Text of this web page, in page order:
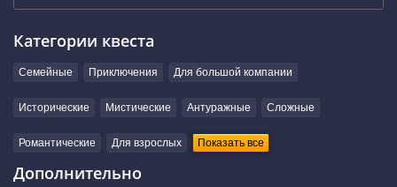
Категории квеста
Семейные Приключения Для большой компании
Исторические Мистические Антуражные Сложные
Романтические Для взрослых Показать все
Дополнительно